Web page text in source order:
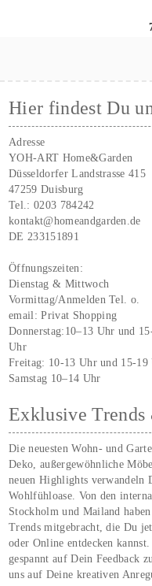
Hier findest Du
Adresse
YOH-ART Home&Garden
Düsseldorfer Landstrasse 415
47259 Duisburg
Tel.:0203 784242
kontakt@homeandgarden.de
DE 233151891
Öffnungszeiten:
Dienstag & Mittwoch
Vormittag/Anmelden Tel. o.
email:Privat Shopping
Donnerstag:10–13 Uhr und
Uhr
Freitag: 10-13 Uhr und 15-19
Samstag 10–14 Uhr
Exklusive
Die neuesten Wohn- und
Deko, außergewöhnliche
neuen Highlights verwandeln
Wohlfühloase. Von den
Stockholm und Mailand
Trends mitgebracht, die Du
oder Online entdecken kannst.
gespannt auf Dein Feedback
uns auf Deine kreativen